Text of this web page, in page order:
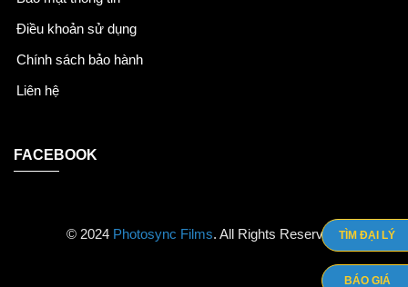
Điều khoản sử dụng
Chính sách bảo hành
Liên hệ
FACEBOOK
© 2024 Photosync Films. All Rights Reserved.TÌM ĐẠI LÝ
BÁO GIÁ